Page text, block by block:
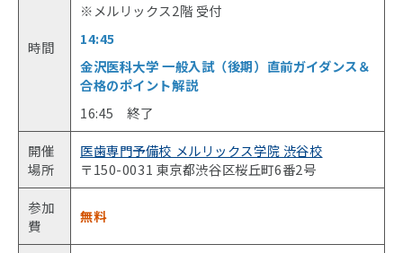
時間
※メルリックス2階 受付
14:45
金沢医科大学 一般入試（後期） 直前ガイダンス＆
合格のポイント解説
16:45 終了
開催
場所
医歯専門予備校 メルリックス学院 渋谷校
〒150-0031 東京都渋谷区桜丘町6番2号
参加
費
無料